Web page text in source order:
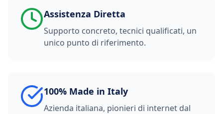
Assistenza Diretta
Supporto concreto, tecnici qualificati, un
unico punto di riferimento.
100% Made in Italy
Azienda italiana, pionieri di internet dal